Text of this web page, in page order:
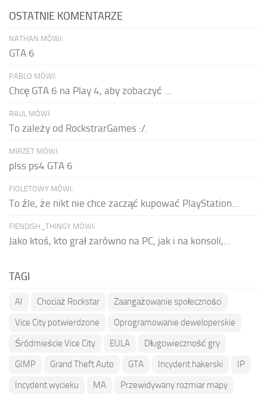
OSTATNIE KOMENTARZE
NATHAN MÓWI:
GTA 6
PABLO MÓWI:
Chcę GTA 6 na Play 4, aby zobaczyć ...
RAUL MÓWI:
To zależy od RockstrarGames :/.
MIRZET MÓWI:
plss ps4 GTA 6
FIOLETOWY MÓWI:
To źle, że nikt nie chce zacząć kupować PlayStation...
FIENDISH_THINGY MÓWI:
Jako ktoś, kto grał zarówno na PC, jak i na konsoli,...
TAGI
AI Chociaż Rockstar
Zaangażowanie społeczności
Vice City potwierdzone
Oprogramowanie deweloperskie
Śródmieście Vice City
EULA
Długowieczność gry
GIMP
Grand Theft Auto GTA Incydent hakerski
IP
Incydent wycieku
MA
Przewidywany rozmiar mapy